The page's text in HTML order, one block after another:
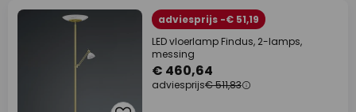
adviesprijs -€ 51,19
LED vloerlamp Findus, 2-lamps,
messing
€ 460,64
adviesprijs€ 511,83